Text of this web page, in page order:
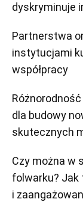
dyskryminuje
Partnerstwa
instytucjami
współpracy
dla budowy
skutecznych
Czy można w
folwarku? Jak
i